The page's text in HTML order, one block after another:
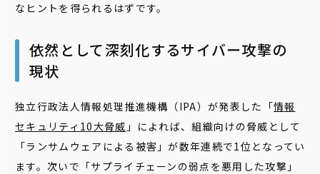
なヒントを得られるはずです。
依然として深刻化するサイバー攻撃の
現状
独立行政法人情報処理推進機構（IPA）が発表した「情報
セキュリティ10大脅威 」によれば、組織向けの脅威として
「ランサムウェアによる被害」が数年連続で1位となってい
ます。次いで「サプライチェーンの弱点を悪用した攻撃」